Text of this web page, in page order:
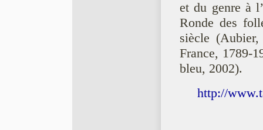
et du genre à
Ronde des
siècle
France, 1789-
bleu, 2002).
http://